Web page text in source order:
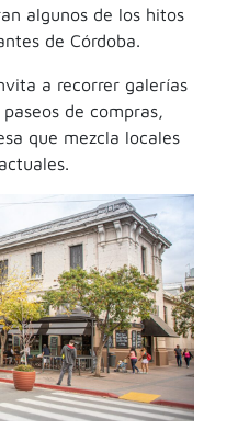
algunos de los hitos
de Córdoba.
a recorrer galerías
de compras,
que mezcla locales